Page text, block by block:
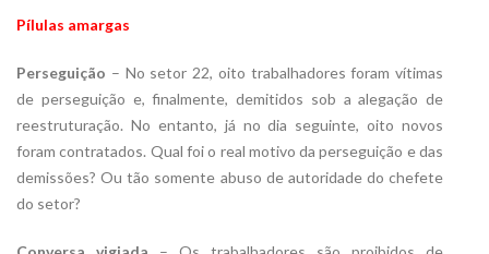
Pílulas amargas
Perseguição – No setor 22, oito trabalhadores foram vítimas
de perseguição e, finalmente, demitidos sob a alegação de
reestruturação. No entanto, já no dia seguinte, oito novos
foram contratados. Qual foi o real motivo da perseguição e das
demissões? Ou tão somente abuso de autoridade do chefete
do setor?